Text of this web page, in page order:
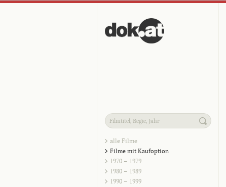
alle Filme
Filme mit Kaufoption
1970 – 1979
1980 – 1989
1990 – 1999